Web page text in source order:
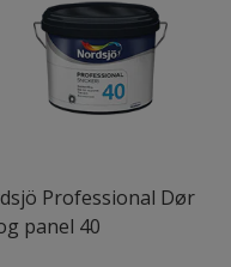
Professional Dør
panel 40